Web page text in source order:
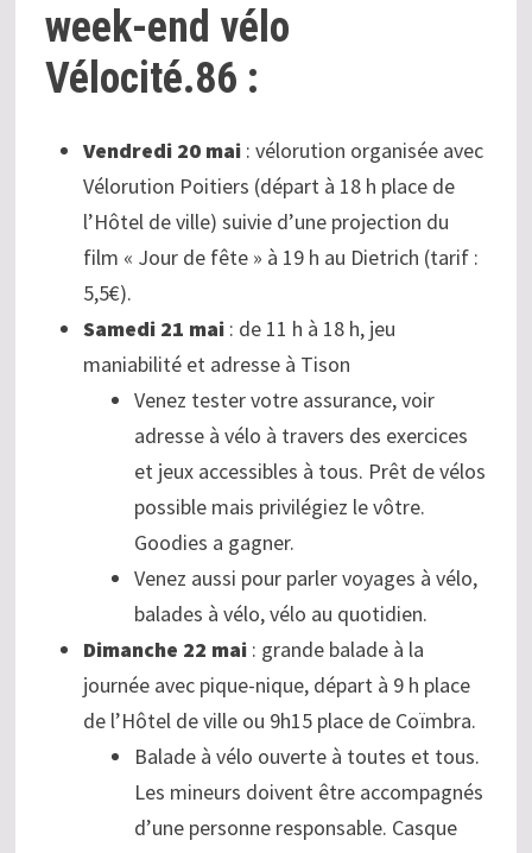
week-end vélo
Vélocité.86 :
Vendredi 20 mai: vélorution organisée avec
Vélorution Poitiers (départ à 18 h place de
l’Hôtel de ville) suivie d’une projection du
film « Jour de fête » à 19 h au Dietrich (tarif :
5,5€).
Samedi 21 mai: de 11 h à 18 h, jeu
maniabilité et adresse à Tison
Venez tester votre assurance, voir
adresse à vélo à travers des exercices
et jeux accessibles à tous. Prêt de vélos
possible mais privilégiez le vôtre.
Goodies a gagner.
Venez aussi pour parler voyages à vélo,
balades à vélo, vélo au quotidien.
Dimanche 22 mai: grande balade à la
journée avec pique-nique, départ à 9 h place
de l’Hôtel de ville ou 9h15 place de Coïmbra.
Balade à vélo ouverte à toutes et tous.
Les mineurs doivent être accompagnés
d’une personne responsable. Casque